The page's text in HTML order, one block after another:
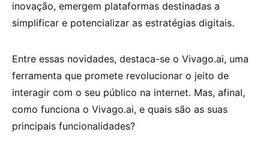
inovação, emergem plataformas destinadas a
simplificar e potencializar as estratégias digitais.
Entre essas novidades, destaca-se o Vivago.ai, uma
ferramenta que promete revolucionar o jeito de
interagir com o seu público na internet. Mas, afinal,
como funciona o Vivago.ai, e quais são as suas
principais funcionalidades?